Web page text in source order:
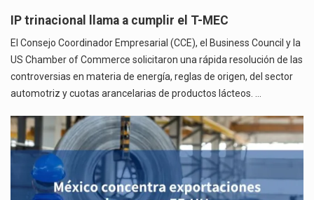
IP trinacional llama a cumplir el T-MEC
El Consejo Coordinador Empresarial (CCE), el Business Council y la
US Chamber of Commerce solicitaron una rápida resolución de las
controversias en materia de energía, reglas de origen, del sector
automotriz y cuotas arancelarias de productos lácteos. …